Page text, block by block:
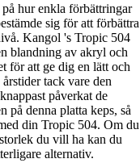
hur enkla förbättringar
sig för att förbättra
Kangol 's Tropic 504
blandning av akryl och
för att ge dig en lätt och
tack vare den
påverkat de
på denna platta keps, så
din Tropic 504. Om du
du vill ha kan du
alternativ.